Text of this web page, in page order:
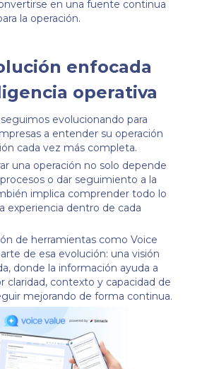
en una fuente continua
la operación.
enfocada
operativa
seguimos evolucionando para
a entender su operación
cada vez más completa.
una operación no solo depende
o dar seguimiento a la
implica comprender todo lo
experiencia dentro de cada
de herramientas como Voice
de esa evolución: una visión
donde la información ayuda a
claridad, contexto y capacidad de
mejorando de forma continua.